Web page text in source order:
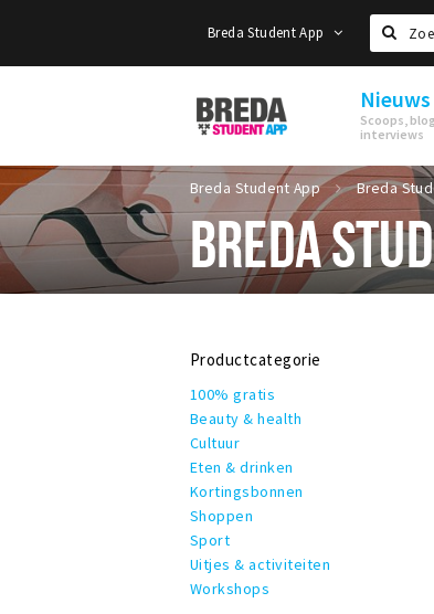
Breda Student App
Zoeken
Breda
Student
Nieuws
Scoops,
interviews
Breda Student App Breda
BREDA
Productcategorie
100% gratis
Beauty & health
Cultuur
Eten & drinken
Kortingsbonnen
Shoppen
Sport
Uitjes & activiteiten
Workshops